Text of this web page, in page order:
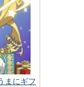
まにギフ